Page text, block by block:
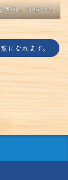
家”は、外構から
になれます。